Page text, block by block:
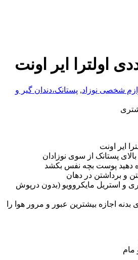
اولترا ایر اونت
شخصی نوزاد, پستانک،دندان گیر و
ایر اونت
پستانک از سوی نوزادان
دهید پوست بچه نفس بکشد
و برداشتن در دهان
و استریل مایکروویو (بدون درپوش
اجازه بیشترین عبور و مرور هوا را
مام